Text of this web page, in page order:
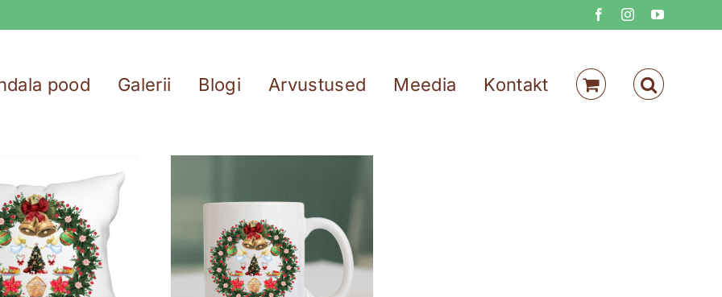
FacebookInstagramYouTube
pood Galerii Blogi Arvustused Meedia Kontakt